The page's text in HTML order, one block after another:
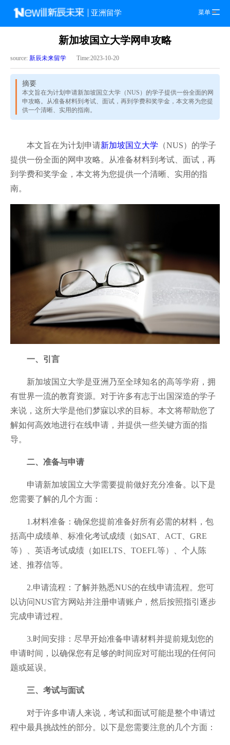
亚洲留学 菜单
新加坡国立大学网申攻略
source: 新辰未来留学 Time:2023-10-20
摘要
本文旨在为计划申请新加坡国立大学（NUS）的学子提供一份全面的网
申攻略。从准备材料到考试、面试，再到学费和奖学金，本文将为您提
供一个清晰、实用的指南。
本文旨在为计划申请新加坡国立大学 （NUS）的学子
提供一份全面的网申攻略。从准备材料到考试、面试，再
到学费和奖学金，本文将为您提供一个清晰、实用的指
南。
一、引言
新加坡国立大学是亚洲乃至全球知名的高等学府，拥
有世界一流的教育资源。对于许多有志于出国深造的学子
来说，这所大学是他们梦寐以求的目标。本文将帮助您了
解如何高效地进行在线申请，并提供一些关键方面的指
导。
二、准备与申请
申请新加坡国立大学需要提前做好充分准备。以下是
您需要了解的几个方面：
1.材料准备：确保您提前准备好所有必需的材料，包
括高中成绩单、标准化考试成绩（如SAT、ACT、GRE
等）、英语考试成绩（如IELTS、TOEFL等）、个人陈
述、推荐信等。
2.申请流程：了解并熟悉NUS的在线申请流程。您可
以访问NUS官方网站并注册申请账户，然后按照指引逐步
完成申请过程。
3.时间安排：尽早开始准备申请材料并提前规划您的
申请时间，以确保您有足够的时间应对可能出现的任何问
题或延误。
三、考试与面试
对于许多申请人来说，考试和面试可能是整个申请过
程中最具挑战性的部分。以下是您需要注意的几个方面：